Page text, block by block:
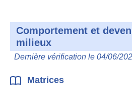
Comportement et
milieux
Dernière vérification le 04/06/
Matrices